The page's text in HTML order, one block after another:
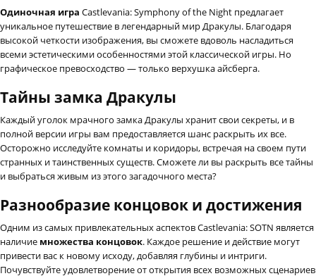
Одиночная игра Castlevania: Symphony of the Night предлагает
уникальное путешествие в легендарный мир Дракулы. Благодаря
высокой четкости изображения, вы сможете вдоволь насладиться
всеми эстетическими особенностями этой классической игры. Но
графическое превосходство — только верхушка айсберга.
Тайны замка Дракулы
Каждый уголок мрачного замка Дракулы хранит свои секреты, и в
полной версии игры вам предоставляется шанс раскрыть их все.
Осторожно исследуйте комнаты и коридоры, встречая на своем пути
странных и таинственных существ. Сможете ли вы раскрыть все тайны
и выбраться живым из этого загадочного места?
Разнообразие концовок и достижения
Одним из самых привлекательных аспектов Castlevania: SOTN является
наличие множества концовок. Каждое решение и действие могут
привести вас к новому исходу, добавляя глубины и интриги.
Почувствуйте удовлетворение от открытия всех возможных сценариев